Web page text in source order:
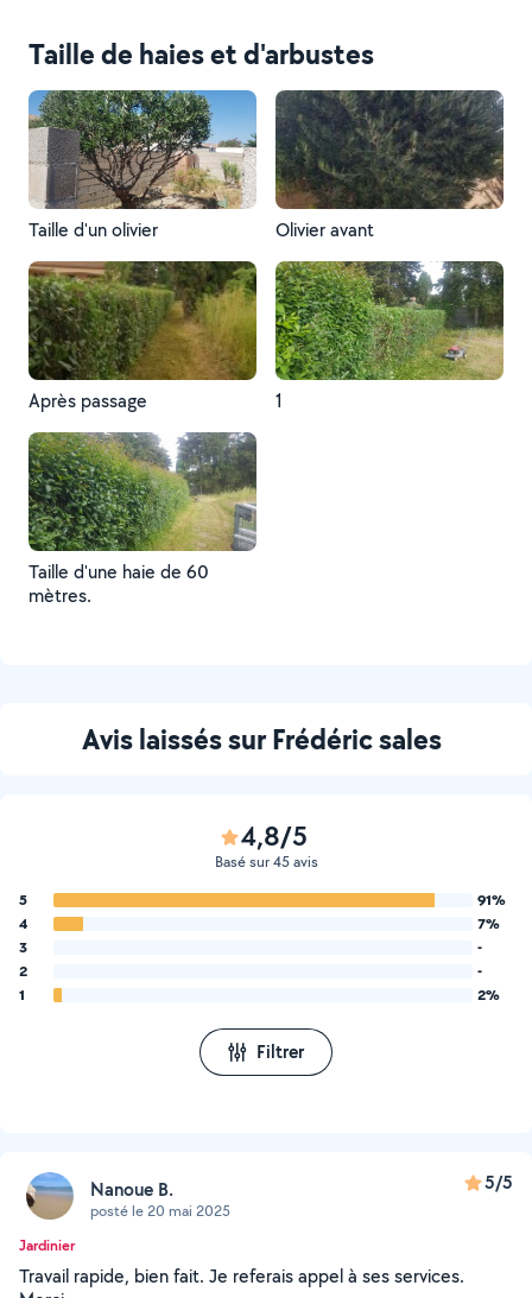
Taille de haies et d'arbustes
Taille d'un olivier Olivier avant
Après passage 1
Taille d'une haie de 60
mètres.
Avis laissés sur Frédéric sales
4,8/5
Basé sur 45 avis
5
91%
4
7%
3
-
2
-
1
2%
Filtrer
Nanoue B.
posté le 20 mai 2025
5/5
Jardinier
Travail rapide, bien fait. Je referais appel à ses services.